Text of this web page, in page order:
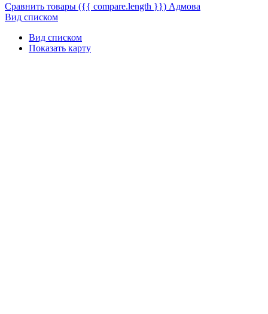
Сравнить товары ({{ compare.length }}) Адмова
Вид списком
Вид списком
Показать карту